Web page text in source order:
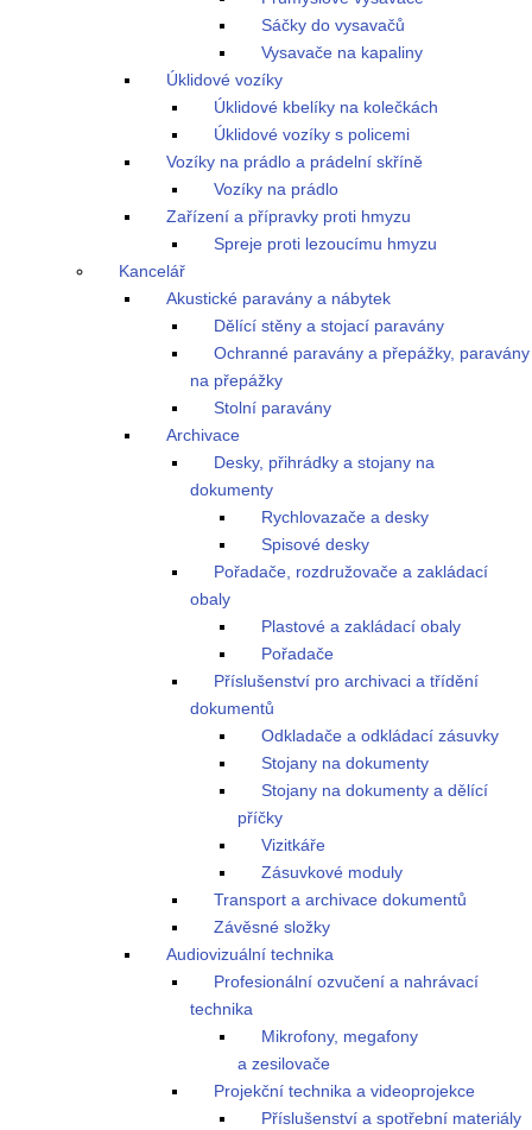
Sáčky do vysavačů
Vysavače na kapaliny
Úklidové vozíky
Úklidové kbelíky na kolečkách
Úklidové vozíky s policemi
Vozíky na prádlo a prádelní skříně
Vozíky na prádlo
Zařízení a přípravky proti hmyzu
Spreje proti lezoucímu hmyzu
Kancelář
Akustické paravány a nábytek
Dělící stěny a stojací paravány
Ochranné paravány a přepážky, paravány
na přepážky
Stolní paravány
Archivace
Desky, přihrádky a stojany na
dokumenty
Rychlovazače a desky
Spisové desky
Pořadače, rozdružovače a zakládací
obaly
Plastové a zakládací obaly
Pořadače
Příslušenství pro archivaci a třídění
dokumentů
Odkladače a odkládací zásuvky
Stojany na dokumenty
Stojany na dokumenty a dělící
příčky
Vizitkáře
Zásuvkové moduly
Transport a archivace dokumentů
Závěsné složky
Audiovizuální technika
Profesionální ozvučení a nahrávací
technika
Mikrofony, megafony
a zesilovače
Projekční technika a videoprojekce
Příslušenství a spotřební materiály